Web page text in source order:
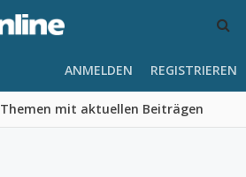
Themen mit aktuellen Beiträgen
ANMELDEN REGISTRIEREN